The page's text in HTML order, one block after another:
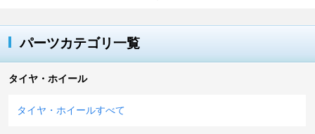
パーツカテゴリ一覧
タイヤ・ホイール
タイヤ・ホイールすべて